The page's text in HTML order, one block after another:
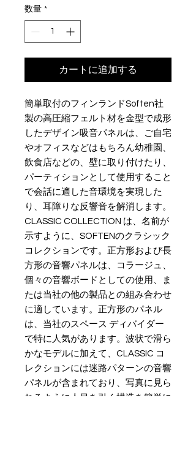
数量 *
カートに追加する
簡単取付のフィンランドSoften社
製の高圧縮フェルト材を金型で成形
したデザイン吸音パネルは、ご自宅
やオフィスなどはもちろん幼稚園、
飲食店などの、壁に取り付けたり、
パーティションとして使用すること
で会話に適した音環境を実現した
り、耳障りな反響音を解消します。
CLASSIC COLLECTION は、名前が
示すように、SOFTENのクラシック
コレクションです。正方形および長
方形の音響パネルは、コラージュ、
個々の音響ボードとしての使用、ま
たは当社の他の製品との組み合わせ
に適しています。正方形のパネル
は、当社のスペース ディバイダー
で特に人気があります。波状で滑ら
かなモデルに加えて、CLASSIC コ
レクションには迷路パターンの音響
パネルが含まれており、写真に見ら
れるように人目を引く構造を簡単に